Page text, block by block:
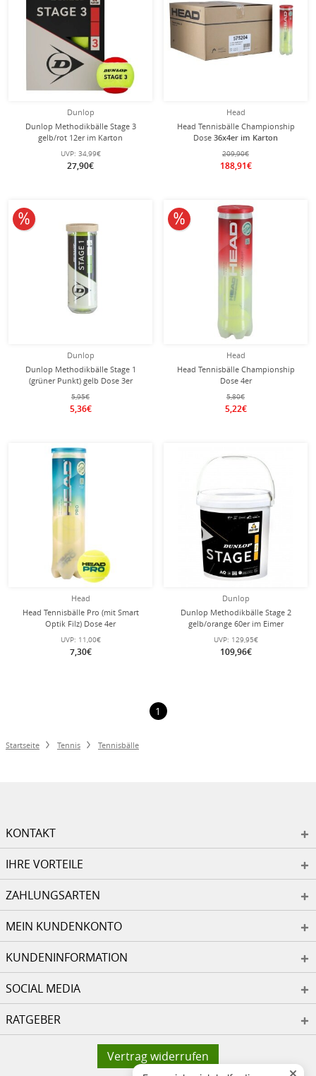
Dunlop
Dunlop Methodikbälle Stage 3
gelb/rot 12er im Karton
UVP: 34,99€
27,90€
Head
Head Tennisbälle Championship
Dose 36x4er im Karton
209,90€
188,91€
Dunlop
Dunlop Methodikbälle Stage 1
(grüner Punkt) gelb Dose 3er
5,95€
5,36€
10% reduziert
Head
Head Tennisbälle Championship
Dose 4er
5,80€
5,22€
10% reduziert
Head
Head Tennisbälle Pro (mit Smart
Optik Filz) Dose 4er
UVP: 11,00€
7,30€
Dunlop
Dunlop Methodikbälle Stage 2
gelb/orange 60er im Eimer
UVP: 129,95€
109,96€
1
Startseite Tennis Tennisbälle
KONTAKT
IHRE VORTEILE
ZAHLUNGSARTEN
MEIN KUNDENKONTO
KUNDENINFORMATION
SOCIAL MEDIA
RATGEBER
Vertrag widerrufen